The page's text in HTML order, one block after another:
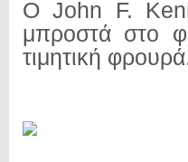
Ο John F.
μπροστά στο
τιμητική